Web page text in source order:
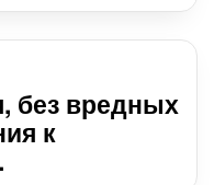
без вредных
к